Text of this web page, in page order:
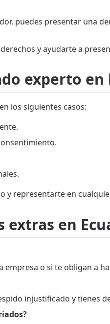
puedes presentar una
y ayudarte a
experto en
los siguientes casos:
y representarte en
extras en
o si te obligan a
injustificado y tienes